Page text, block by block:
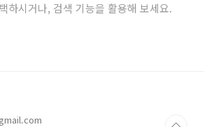
하시거나, 검색 기능을 활용해 보세요.